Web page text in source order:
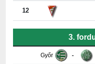
-
Paks